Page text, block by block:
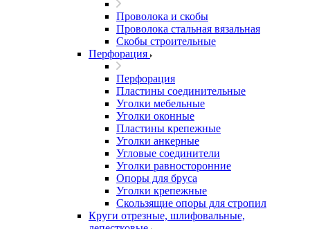
Проволока и скобы
Проволока стальная вязальная
Скобы строительные
Перфорация
Перфорация
Пластины соединительные
Уголки мебельные
Уголки оконные
Пластины крепежные
Уголки анкерные
Угловые соединители
Уголки равносторонние
Опоры для бруса
Уголки крепежные
Скользящие опоры для стропил
Круги отрезные, шлифовальные,